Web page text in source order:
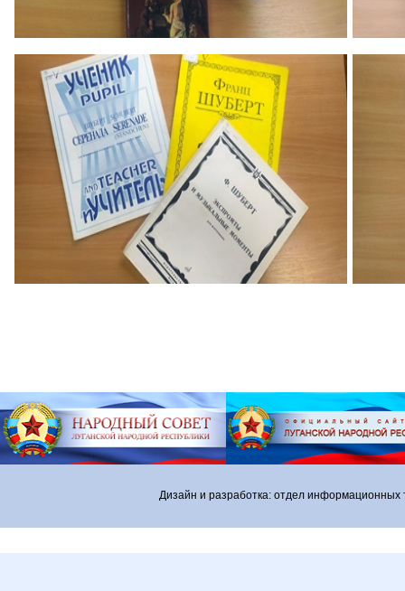
Дизайн и разработка: отдел информационных